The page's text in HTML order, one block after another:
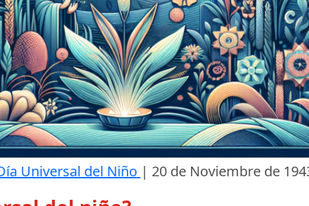
Universal del Niño | 20 de Noviembre de